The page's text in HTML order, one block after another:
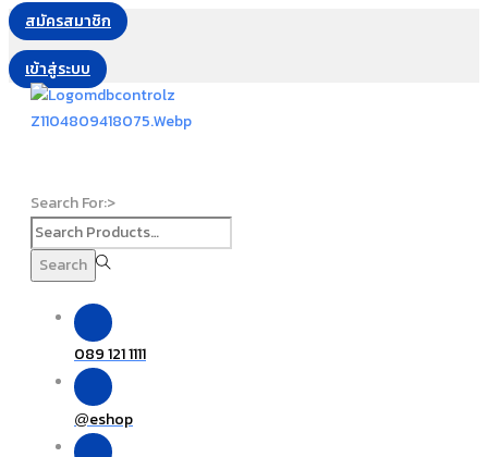
สมัครสมาชิก
เข้าสู่ระบบ
Search For:>
Search
089 121 1111
@eshop